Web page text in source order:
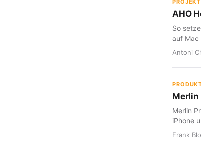
AHO
So
auf Mac
Antoni
Merlin
Merlin
iPhone
Frank